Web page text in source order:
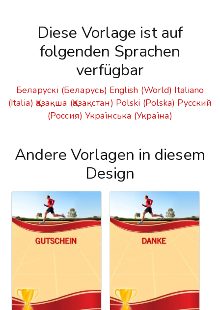
Diese Vorlage ist auf
folgenden Sprachen
verfügbar
Беларускі (Беларусь) English (World) Italiano
(Italia) Қазақша (Қазақстан) Polski (Polska) Русский
(Россия) Українська (Україна)
Andere Vorlagen in diesem
Design